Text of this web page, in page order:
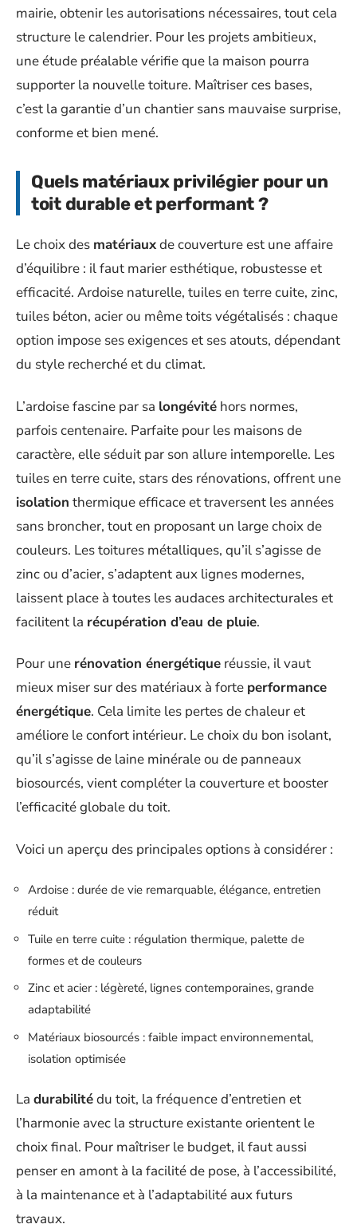
mairie, obtenir les autorisations nécessaires, tout cela
structure le calendrier. Pour les projets ambitieux,
une étude préalable vérifie que la maison pourra
supporter la nouvelle toiture. Maîtriser ces bases,
c’est la garantie d’un chantier sans mauvaise surprise,
conforme et bien mené.
Quels matériaux privilégier pour un
toit durable et performant ?
Le choix des matériauxde couverture est une affaire
d’équilibre : il faut marier esthétique, robustesse et
efficacité. Ardoise naturelle, tuiles en terre cuite, zinc,
tuiles béton, acier ou même toits végétalisés : chaque
option impose ses exigences et ses atouts, dépendant
du style recherché et du climat.
L’ardoise fascine par sa longévité hors normes,
parfois centenaire. Parfaite pour les maisons de
caractère, elle séduit par son allure intemporelle. Les
tuiles en terre cuite, stars des rénovations, offrent une
isolation thermique efficace et traversent les années
sans broncher, tout en proposant un large choix de
couleurs. Les toitures métalliques, qu’il s’agisse de
zinc ou d’acier, s’adaptent aux lignes modernes,
laissent place à toutes les audaces architecturales et
facilitent la récupération d’eau de pluie.
Pour une rénovation énergétique réussie, il vaut
mieux miser sur des matériaux à forte performance
énergétique. Cela limite les pertes de chaleur et
améliore le confort intérieur. Le choix du bon isolant,
qu’il s’agisse de laine minérale ou de panneaux
biosourcés, vient compléter la couverture et booster
l’efficacité globale du toit.
Voici un aperçu des principales options à considérer :
Ardoise : durée de vie remarquable, élégance, entretien
réduit
Tuile en terre cuite : régulation thermique, palette de
formes et de couleurs
Zinc et acier : légèreté, lignes contemporaines, grande
adaptabilité
Matériaux biosourcés : faible impact environnemental,
isolation optimisée
La durabilitédu toit, la fréquence d’entretien et
l’harmonie avec la structure existante orientent le
choix final. Pour maîtriser le budget, il faut aussi
penser en amont à la facilité de pose, à l’accessibilité,
à la maintenance et à l’adaptabilité aux futurs
travaux.